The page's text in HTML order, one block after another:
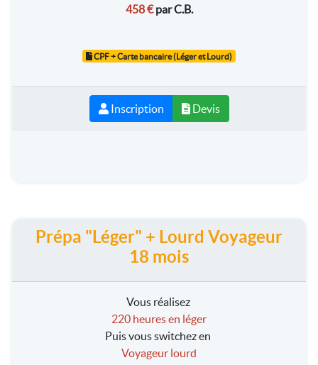
458 €par C.B.
CPF + Carte bancaire (Léger et Lourd)
Inscription Devis
Prépa "Léger" + Lourd Voyageur
18 mois
Vous réalisez
220 heures en léger
Puis vous switchez en
Voyageur lourd